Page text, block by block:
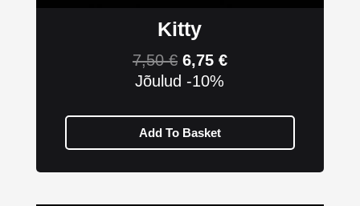
Kitty
7,50€ 6,75 €
Jõulud -10%
Add To Basket